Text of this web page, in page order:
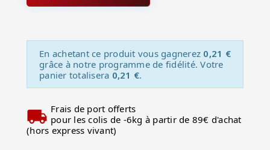
En achetant ce produit vous gagnerez 0,21 €
grâce à notre programme de fidélité. Votre
panier totalisera 0,21 €.
Frais de port offerts
pour les colis de -6kg à partir de 89€ d'achat
(hors express vivant)